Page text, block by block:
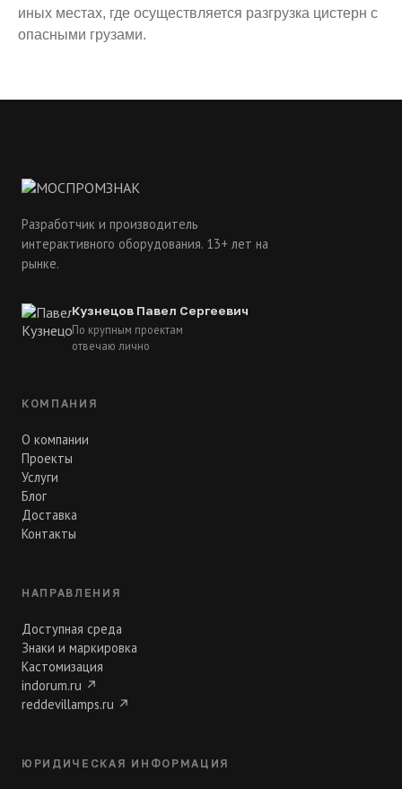
иных местах, где осуществляется разгрузка цистерн с
опасными грузами.
Разработчик и производитель
интерактивного оборудования. 13+ лет на
рынке.
Кузнецов Павел Сергеевич
По крупным проектам
отвечаю лично
КОМПАНИЯ
О компании
Проекты
Услуги
Блог
Доставка
Контакты
НАПРАВЛЕНИЯ
Доступная среда
Знаки и маркировка
Кастомизация
indorum.ru ↗
reddevillamps.ru ↗
ЮРИДИЧЕСКАЯ ИНФОРМАЦИЯ